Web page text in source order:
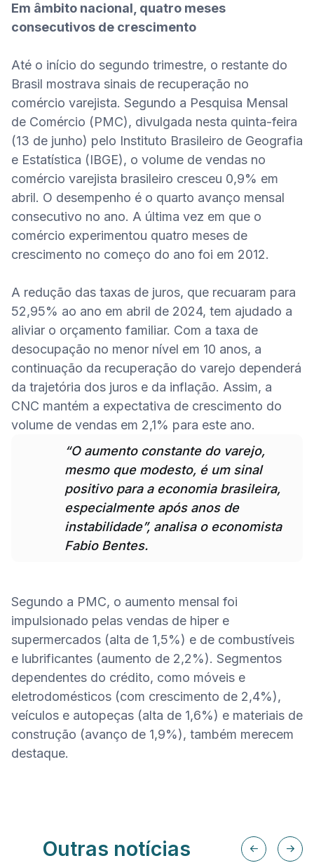
Em âmbito nacional, quatro meses
consecutivos de crescimento
Até o início do segundo trimestre, o restante do
Brasil mostrava sinais de recuperação no
comércio varejista. Segundo a Pesquisa Mensal
de Comércio (PMC), divulgada nesta quinta-feira
(13 de junho) pelo Instituto Brasileiro de Geografia
e Estatística (IBGE), o volume de vendas no
comércio varejista brasileiro cresceu 0,9% em
abril. O desempenho é o quarto avanço mensal
consecutivo no ano. A última vez em que o
comércio experimentou quatro meses de
crescimento no começo do ano foi em 2012.
A redução das taxas de juros, que recuaram para
52,95% ao ano em abril de 2024, tem ajudado a
aliviar o orçamento familiar. Com a taxa de
desocupação no menor nível em 10 anos, a
continuação da recuperação do varejo dependerá
da trajetória dos juros e da inflação. Assim, a
CNC mantém a expectativa de crescimento do
“O aumento constante do varejo,
mesmo que modesto, é um sinal
positivo para a economia brasileira,
especialmente após anos de
instabilidade”, analisa o economista
Fabio Bentes.
Segundo a PMC, o aumento mensal foi
impulsionado pelas vendas de hiper e
supermercados (alta de 1,5%) e de combustíveis
e lubrificantes (aumento de 2,2%). Segmentos
dependentes do crédito, como móveis e
eletrodomésticos (com crescimento de 2,4%),
veículos e autopeças (alta de 1,6%) e materiais de
construção (avanço de 1,9%), também merecem
destaque.
Outras notícias